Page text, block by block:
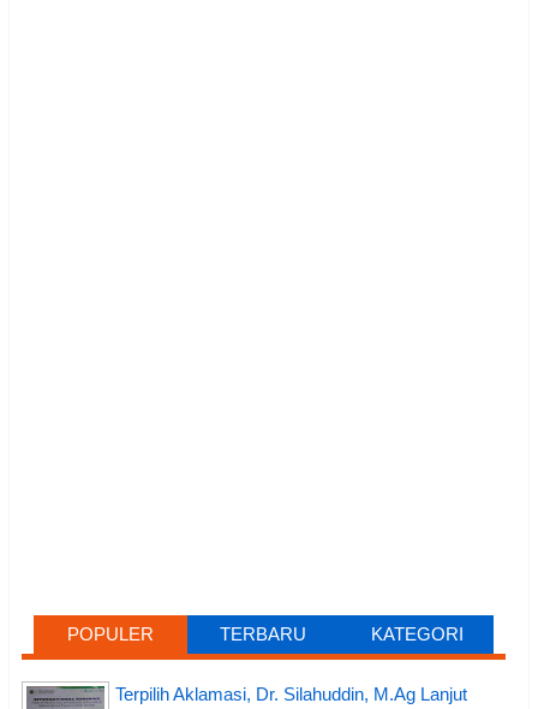
POPULER TERBARU KATEGORI
Terpilih Aklamasi, Dr. Silahuddin, M.Ag Lanjut